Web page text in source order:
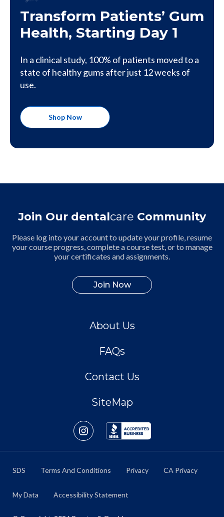
Transform Patients’ Gum
Health, Starting Day 1
In a clinical study, 100% of patients moved to a
state of healthy gums after just 12 weeks of
use.
Shop Now
Join Our dentalcare Community
Please log into your account to update your profile, resume
your course progress, complete a course test, or to manage
your certificates and assignments.
Join Now
About Us
FAQs
Contact Us
SiteMap
SDS Terms And Conditions Privacy CA Privacy
My Data Accessibility Statement